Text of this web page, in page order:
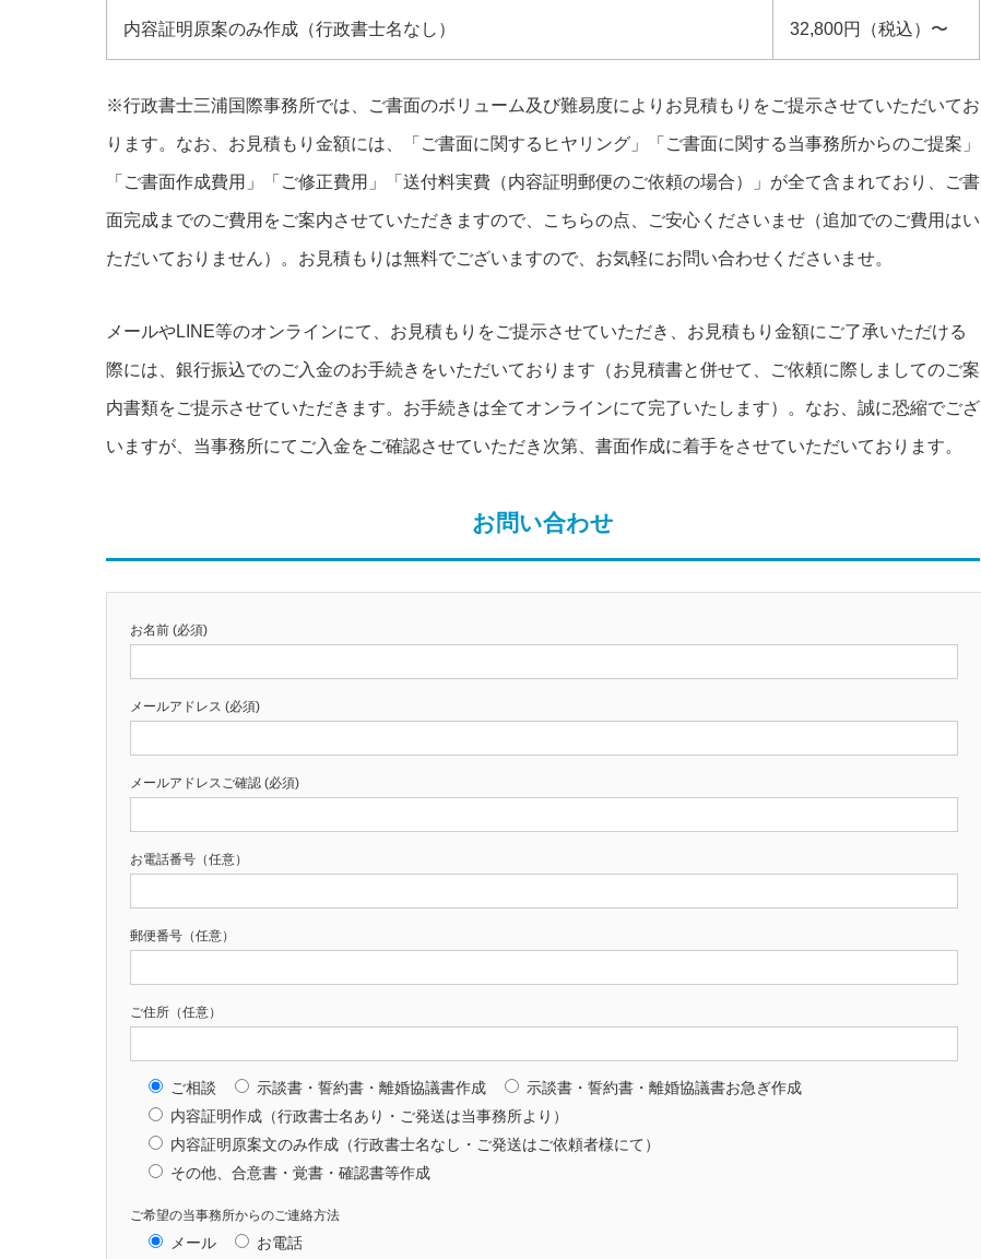
内容証明原案のみ作成（行政書士名なし） 32,800円（税込）〜
※行政書士三浦国際事務所では、ご書面のボリューム及び難易度によりお見積もりをご提示させていただいてお
ります。なお、お見積もり金額には、「ご書面に関するヒヤリング」「ご書面に関する当事務所からのご提案」
「ご書面作成費用」「ご修正費用」「送付料実費（内容証明郵便のご依頼の場合）」が全て含まれており、ご書
面完成までのご費用をご案内させていただきますので、こちらの点、ご安心くださいませ（追加でのご費用はい
ただいておりません）。お見積もりは無料でございますので、お気軽にお問い合わせくださいませ。
メールやLINE等のオンラインにて、お見積もりをご提示させていただき、お見積もり金額にご了承いただける
際には、銀行振込でのご入金のお手続きをいただいております（お見積書と併せて、ご依頼に際しましてのご案
内書類をご提示させていただきます。お手続きは全てオンラインにて完了いたします）。なお、誠に恐縮でござ
いますが、当事務所にてご入金をご確認させていただき次第、書面作成に着手をさせていただいております。
お問い合わせ
お名前 (必須)
メールアドレス (必須)
メールアドレスご確認 (必須)
お電話番号（任意）
郵便番号（任意）
ご住所（任意）
ご相談 示談書・誓約書・離婚協議書作成
示談書・誓約書・離婚協議書お急ぎ作成
内容証明作成（行政書士名あり・ご発送は当事務所より）
内容証明原案文のみ作成（行政書士名なし・ご発送はご依頼者様にて）
その他、合意書・覚書・確認書等作成
ご希望の当事務所からのご連絡方法
メール お電話